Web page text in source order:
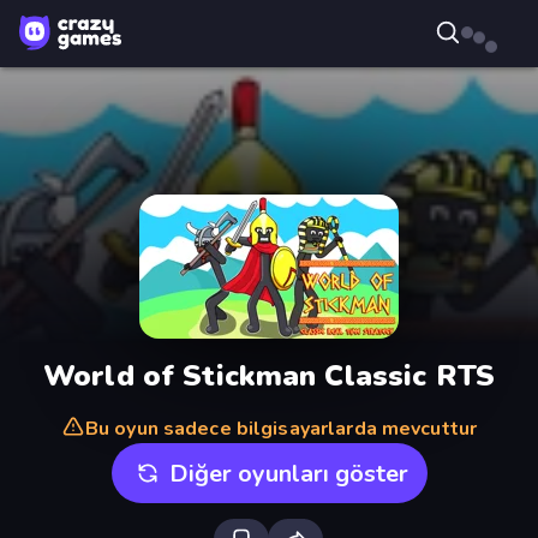
World of Stickman Classic RTS
Bu oyun sadece bilgisayarlarda mevcuttur
Diğer oyunları göster